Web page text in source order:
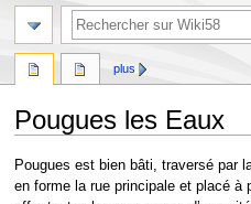
Pougues les Eaux
Aller
à
Aller
à
Pougues est bien bâti, traversé par
en forme la rue principale et placé à
plus